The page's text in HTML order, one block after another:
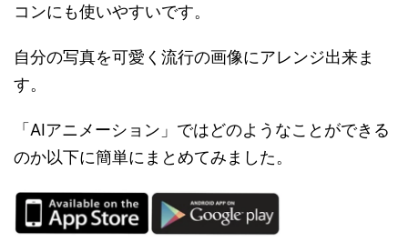
コンにも使いやすいです。
自分の写真を可愛く流行の画像にアレンジ出来ま
す。
「AIアニメーション」ではどのようなことができる
のか以下に簡単にまとめてみました。